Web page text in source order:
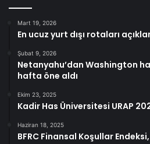
Mart 19, 2026
En ucuz yurt dışı rotaları
Şubat 9, 2026
Netanyahu’dan Washington
hafta öne aldı
Ekim 23, 2025
Kadir Has Üniversitesi URAP
Haziran 18, 2025
BFRC Finansal Koşullar Endeksi,